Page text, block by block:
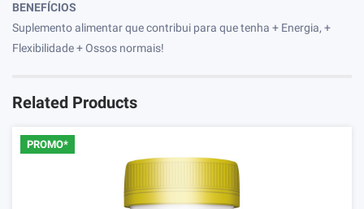
BENEFÍCIOS
Suplemento alimentar que contribui para que tenha + Energia, +
Flexibilidade + Ossos normais!
Related Products
PROMO*